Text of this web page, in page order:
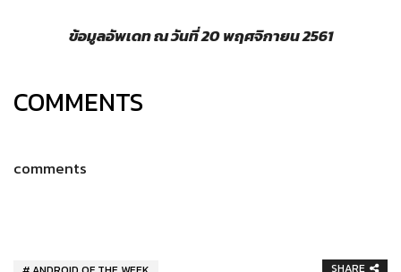
ข้อมูลอัพเดท ณ วันที่ 20 พฤศจิกายน 2561
COMMENTS
comments
SHARE